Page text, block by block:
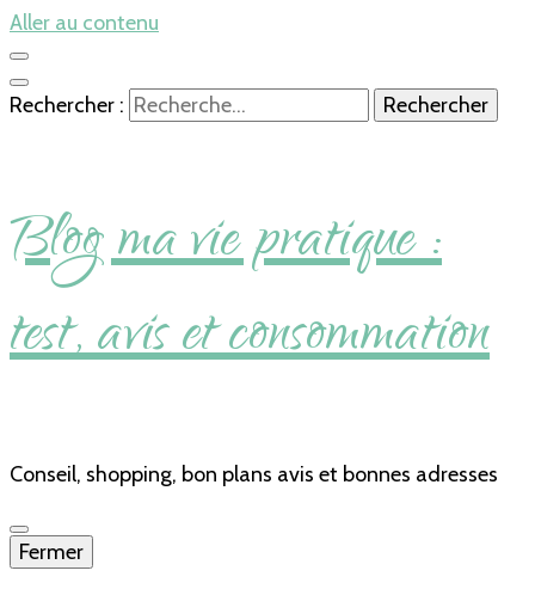
Aller au contenu
Rechercher :
Blog ma vie pratique :
test, avis et consommation
Conseil, shopping, bon plans avis et bonnes adresses
Fermer